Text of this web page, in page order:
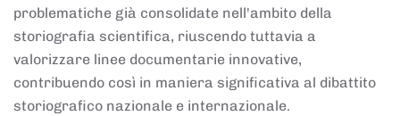
problematiche già consolidate nell'ambito della
storiografia scientifica, riuscendo tuttavia a
valorizzare linee documentarie innovative,
contribuendo così in maniera significativa al dibattito
storiografico nazionale e internazionale.